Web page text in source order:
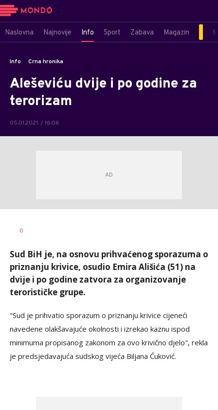
Naslovna Najnovije Info Sport Zabava Magazin
Info Crna hronika
Aleševiću dvije i po godine za
terorizam
05.01.2021. / 16:06
AUTOR
0
Sud BiH je, na osnovu prihvaćenog sporazuma o
priznanju krivice, osudio Emira Ališića (51) na
dvije i po godine zatvora za organizovanje
terorističke grupe.
"Sud je prihvatio sporazum o priznanju krivice cijeneći
navedene olakšavajuće okolnosti i izrekao kaznu ispod
minimuma propisanog zakonom za ovo krivično djelo", rekla
je predsjedavajuća sudskog vijeća Biljana Ćuković.